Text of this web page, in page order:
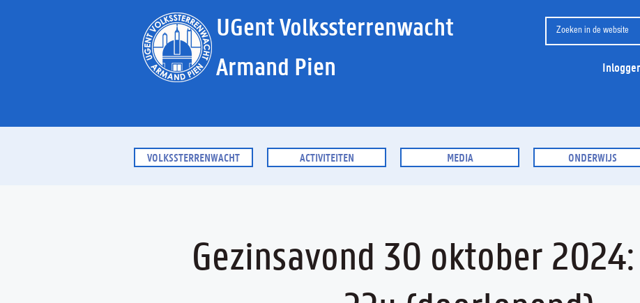
UGent Volkssterrenwacht
Armand Pien
VOLKSSTERRENWACHT ACTIVITEITEN MEDIA ONDERWIJS
Gezinsavond 30 oktober